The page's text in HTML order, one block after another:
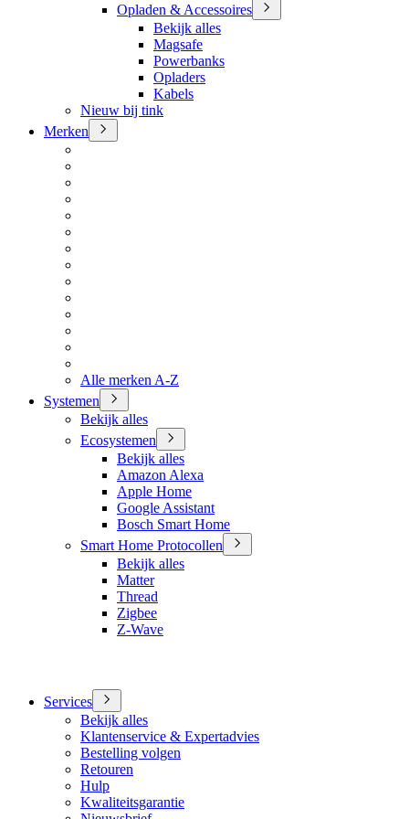
Opladen & Accessoires
Bekijk alles
Magsafe
Powerbanks
Opladers
Kabels
Nieuw bij tink
Merken
Alle merken A-Z
Systemen
Bekijk alles
Ecosystemen
Bekijk alles
Amazon Alexa
Apple Home
Google Assistant
Bosch Smart Home
Smart Home Protocollen
Bekijk alles
Matter
Thread
Zigbee
Z-Wave
Services
Bekijk alles
Klantenservice & Expertadvies
Bestelling volgen
Retouren
Hulp
Kwaliteitsgarantie